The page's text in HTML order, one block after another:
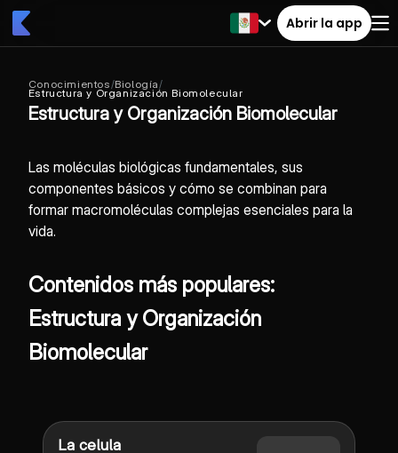
Abrir la app
Conocimientos/Biología/
Estructura y Organización Biomolecular
Estructura y Organización Biomolecular
Las moléculas biológicas fundamentales, sus
componentes básicos y cómo se combinan para
formar macromoléculas complejas esenciales para la
vida.
Contenidos más populares:
Estructura y Organización
Biomolecular
La celula